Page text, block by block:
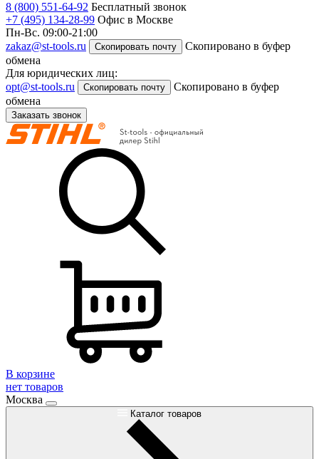
8 (800) 551-64-92 Бесплатный звонок
+7 (495) 134-28-99 Офис в Москве
Пн-Вс. 09:00-21:00
zakaz@st-tools.ru
Скопировать почту
Скопировано в буфер
обмена
Для юридических лиц:
opt@st-tools.ru
Скопировать почту
Скопировано в буфер
обмена
Заказать звонок
В корзине
нет товаров
Москва
Каталог товаров